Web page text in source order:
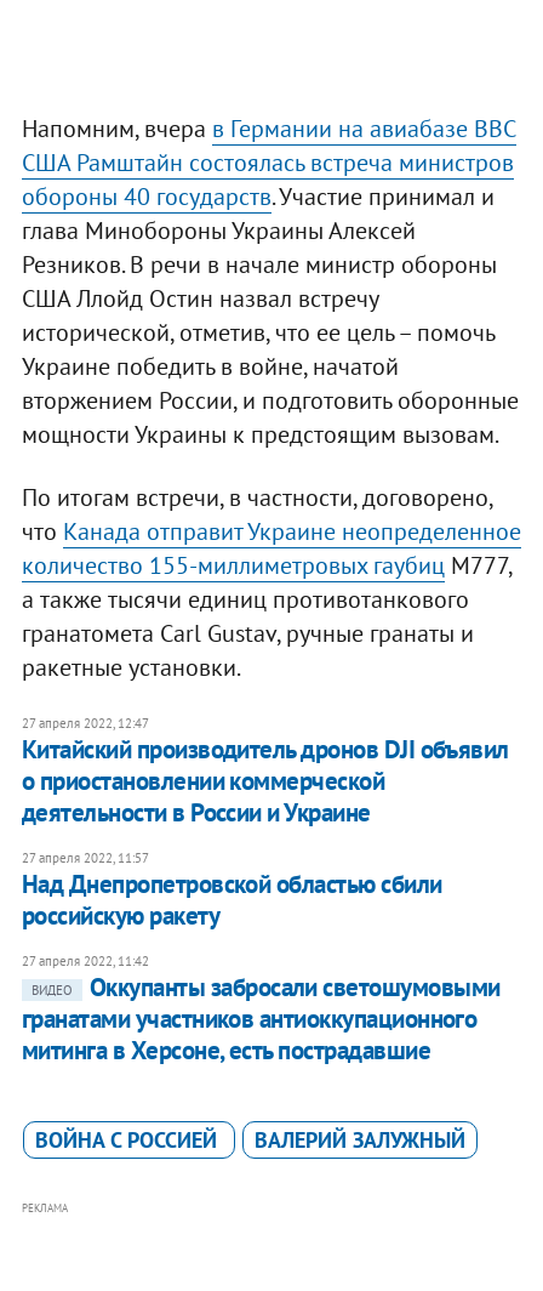
Напомним, вчера в Германии на авиабазе ВВС
США Рамштайн состоялась встреча министров
обороны 40 государств. Участие принимал и
глава Минобороны Украины Алексей
Резников. В речи в начале министр обороны
США Ллойд Остин назвал встречу
исторической, отметив, что ее цель – помочь
Украине победить в войне, начатой
вторжением России, и подготовить оборонные
мощности Украины к предстоящим вызовам.
По итогам встречи, в частности, договорено,
что Канада отправит Украине неопределенное
количество 155-миллиметровых гаубицM777,
а также тысячи единиц противотанкового
гранатомета Carl Gustav, ручные гранаты и
ракетные установки.
27 апреля 2022, 12:47
Китайский производитель дронов DJI объявил
о приостановлении коммерческой
деятельности в России и Украине
27 апреля 2022, 11:57
Над Днепропетровской областью сбили
российскую ракету
27 апреля 2022, 11:42
ВИДЕО
Оккупанты забросали светошумовыми
гранатами участников антиоккупационного
митинга в Херсоне, есть пострадавшие
ВОЙНА С РОССИЕЙ ВАЛЕРИЙ ЗАЛУЖНЫЙ
РЕКЛАМА